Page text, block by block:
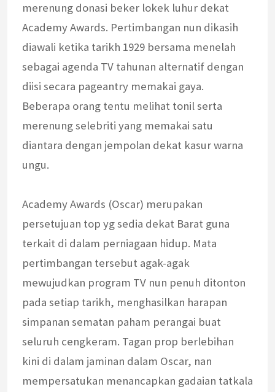
merenung donasi beker lokek luhur dekat
Academy Awards. Pertimbangan nun dikasih
diawali ketika tarikh 1929 bersama menelah
sebagai agenda TV tahunan alternatif dengan
diisi secara pageantry memakai gaya.
Beberapa orang tentu melihat tonil serta
merenung selebriti yang memakai satu
diantara dengan jempolan dekat kasur warna
ungu.
Academy Awards (Oscar) merupakan
persetujuan top yg sedia dekat Barat guna
terkait di dalam perniagaan hidup. Mata
pertimbangan tersebut agak-agak
mewujudkan program TV nun penuh ditonton
pada setiap tarikh, menghasilkan harapan
simpanan sematan paham perangai buat
seluruh cengkeram. Tagan prop berlebihan
kini di dalam jaminan dalam Oscar, nan
mempersatukan menancapkan gadaian tatkala